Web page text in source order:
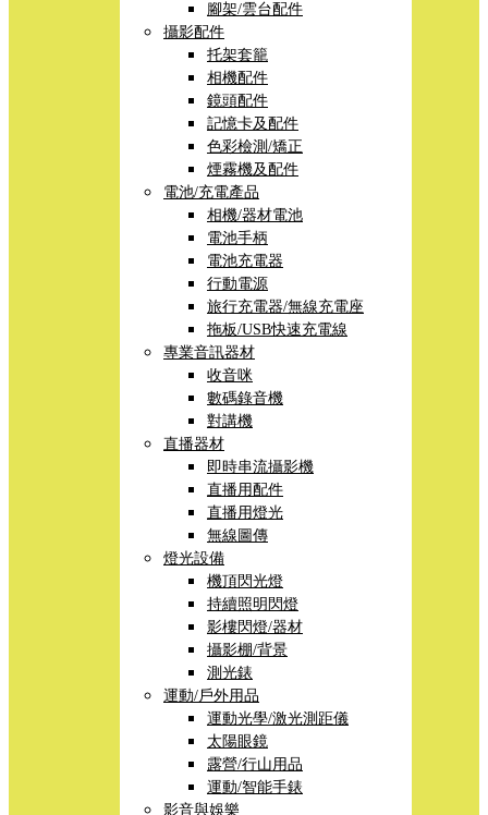
腳架/雲台配件
攝影配件
托架套籠
相機配件
鏡頭配件
記憶卡及配件
色彩檢測/矯正
煙霧機及配件
電池/充電產品
相機/器材電池
電池手柄
電池充電器
行動電源
旅行充電器/無線充電座
拖板/USB快速充電線
專業音訊器材
收音咪
數碼錄音機
對講機
直播器材
即時串流攝影機
直播用配件
直播用燈光
無線圖傳
燈光設備
機頂閃光燈
持續照明閃燈
影樓閃燈/器材
攝影棚/背景
測光錶
運動/戶外用品
運動光學/激光測距儀
太陽眼鏡
露營/行山用品
運動/智能手錶
影音與娛樂